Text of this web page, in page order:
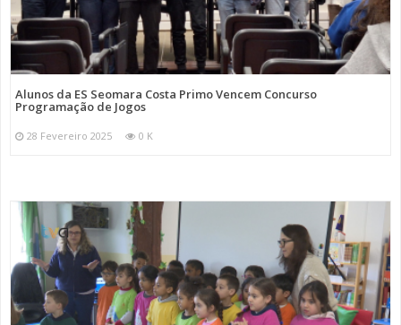
Alunos da ES Seomara Costa Primo Vencem Concurso
Programação de Jogos
28 Fevereiro 2025 0 K